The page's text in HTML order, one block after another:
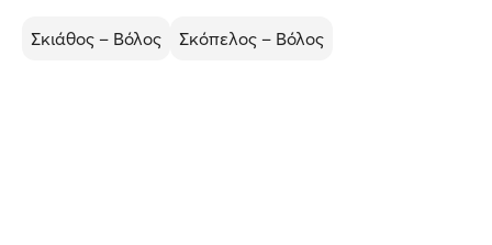
Σκιάθος – Βόλος Σκόπελος – Βόλος